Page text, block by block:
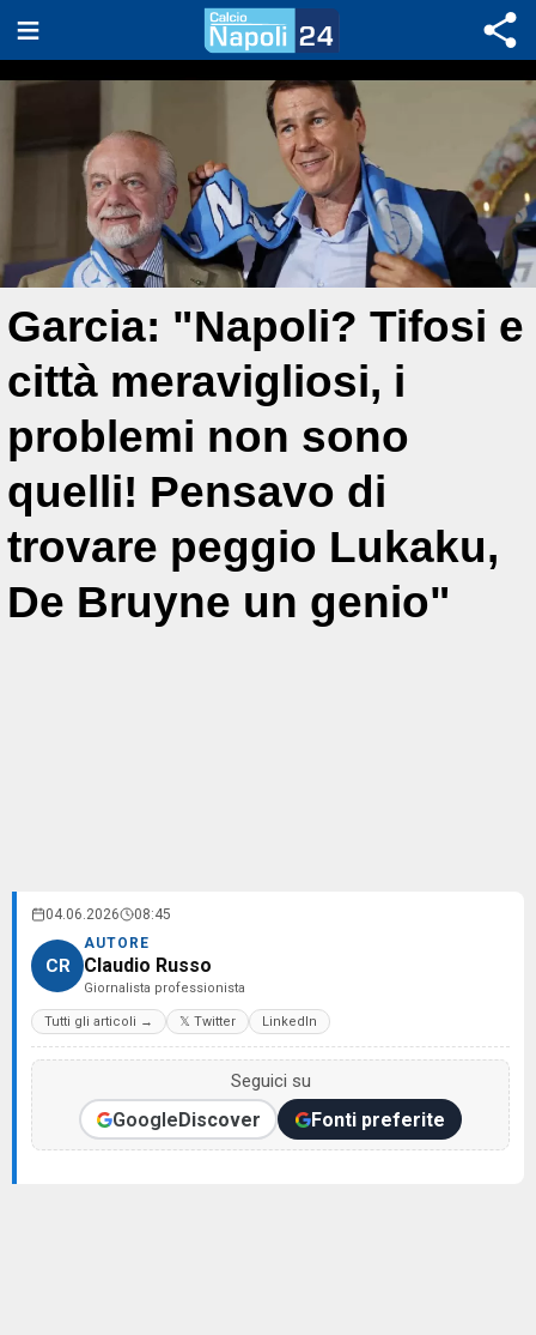
Garcia: "Napoli? Tifosi e
città meravigliosi, i
problemi non sono
quelli! Pensavo di
trovare peggio Lukaku,
De Bruyne un genio"
04.06.2026 08:45
CR
AUTORE
Claudio Russo
Giornalista professionista
Tutti gli articoli → 𝕏 Twitter LinkedIn
Seguici su
GoogleDiscover Fonti preferite